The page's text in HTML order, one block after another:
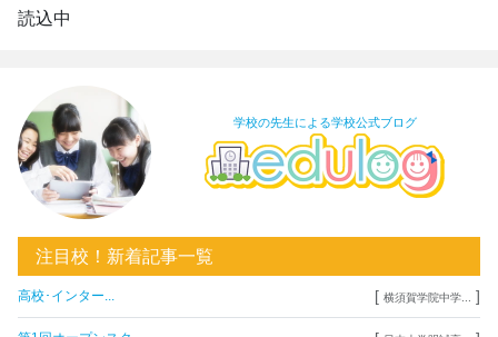
読込中
学校の先生による学校公式ブログ
注目校！新着記事一覧
高校･インター... [ 横須賀学院中学... ]